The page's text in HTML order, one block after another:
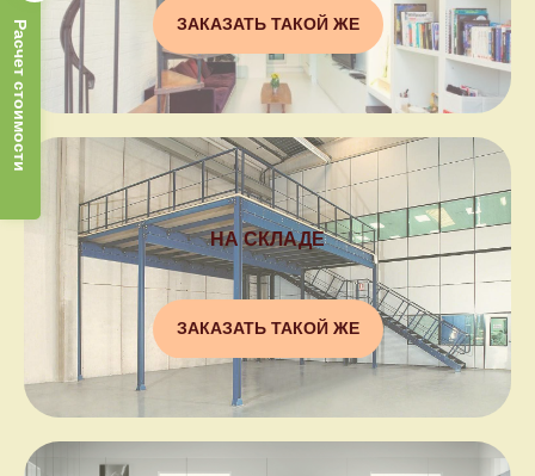
ЗАКАЗАТЬ ТАКОЙ ЖЕ
НА СКЛАДЕ
ЗАКАЗАТЬ ТАКОЙ ЖЕ
Расчет стоимости